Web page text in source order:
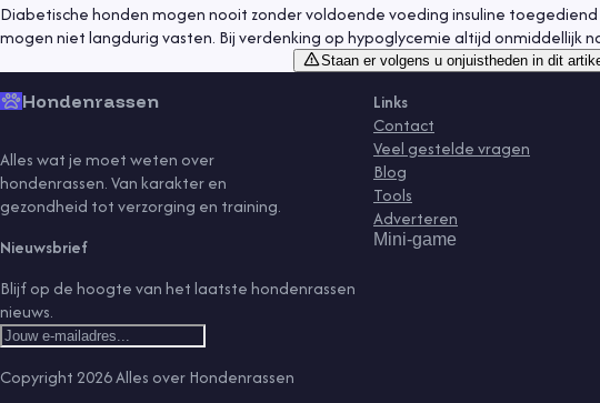
Diabetische honden mogen nooit zonder voldoende voeding insuline
mogen niet langdurig vasten. Bij verdenking op hypoglycemie altijd onmiddellijk
Staan er volgens u onjuistheden in dit
Hondenrassen
Alles wat je moet weten over
hondenrassen. Van karakter en
gezondheid tot verzorging en training.
Nieuwsbrief
Blijf op de hoogte van het laatste hondenrassen
nieuws.
Links
Contact
Veel gestelde vragen
Blog
Tools
Adverteren
Mini-game
Copyright 2026Alles over Hondenrassen